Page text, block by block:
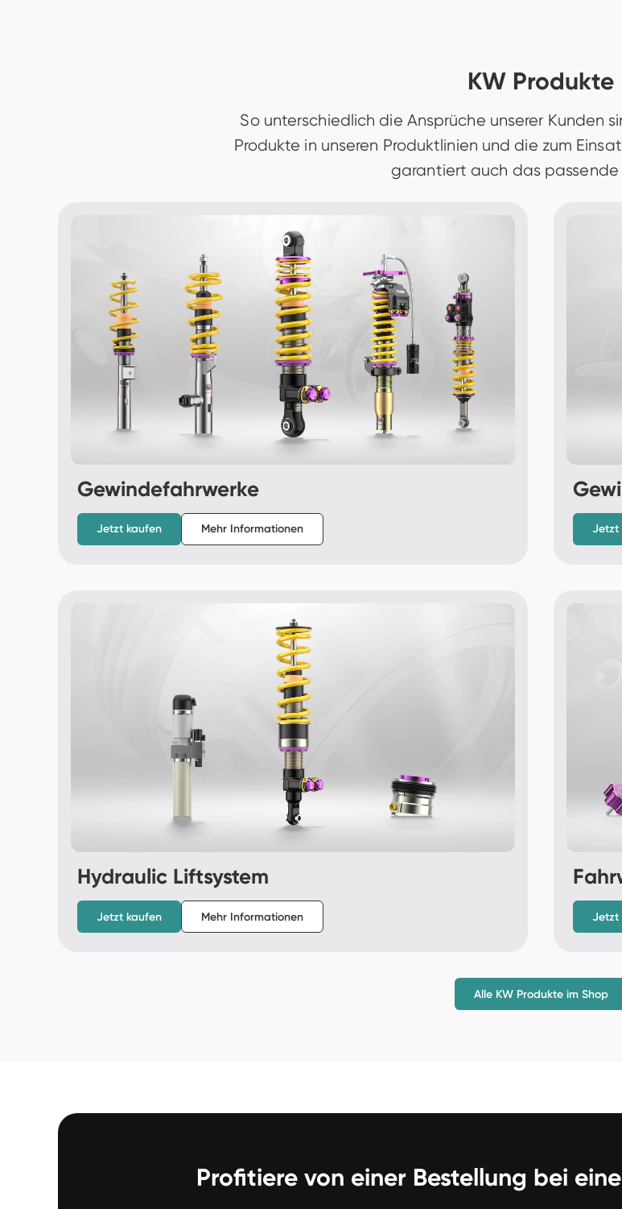
KW Produkte
So unterschiedlich die Ansprüche unserer Kunden
Produkte in unseren Produktlinien und die zum
garantiert auch das passende
Gewindefahrwerke
Jetzt kaufen Mehr Informationen Jetzt
Hydraulic Liftsystem
Jetzt kaufen Mehr Informationen Jetzt
Alle KW Produkte im Shop
Profitiere von einer Bestellung bei